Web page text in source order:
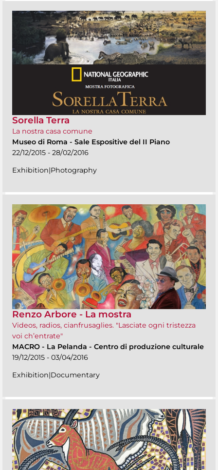
Sorella Terra
La nostra casa comune
Museo di Roma - Sale Espositive del II Piano
22/12/2015 - 28/02/2016
Exhibition|Photography
Renzo Arbore - La mostra
Videos, radios, cianfrusaglies. "Lasciate ogni tristezza
voi ch’entrate"
MACRO - La Pelanda - Centro di produzione culturale
19/12/2015 - 03/04/2016
Exhibition|Documentary